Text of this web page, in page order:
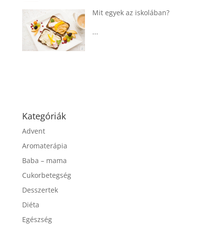
Kategóriák
Advent
Aromaterápia
Baba – mama
Cukorbetegség
Desszertek
Diéta
Egészség